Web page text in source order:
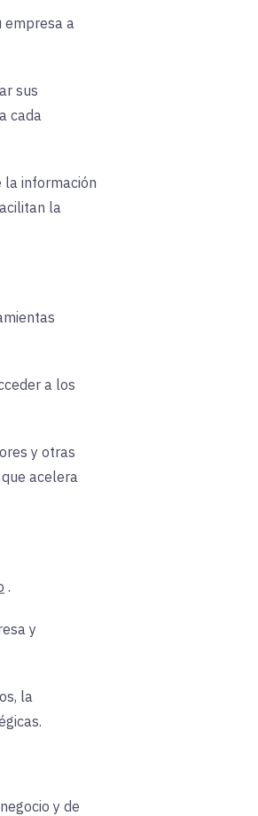
empresa a
sus
cada
la información
la
a los
y otras
acelera
.
y
la
y de